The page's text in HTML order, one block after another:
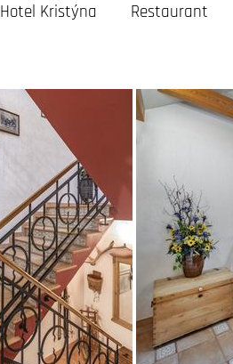
Hotel Kristýna Restaurant